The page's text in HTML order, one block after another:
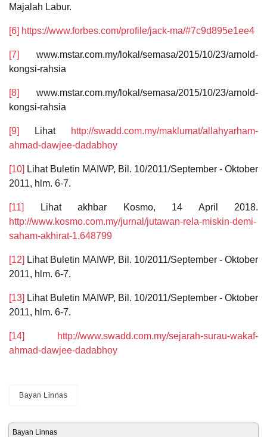
Majalah Labur.
[6] https://www.forbes.com/profile/jack-ma/#7c9d895e1ee4
[7]
www.mstar.com.my/lokal/semasa/2015/10/23/arnold-
kongsi-rahsia
[8]
www.mstar.com.my/lokal/semasa/2015/10/23/arnold-
kongsi-rahsia
[9] Lihat
http://swadd.com.my/maklumat/allahyarham-
ahmad-dawjee-dadabhoy
[10] Lihat Buletin MAIWP, Bil. 10/2011/September - Oktober
2011, hlm. 6-7.
[11]
Lihat akhbar Kosmo, 14 April 2018.
http://www.kosmo.com.my/jurnal/jutawan-rela-miskin-demi-
saham-akhirat-1.648799
[12] Lihat Buletin MAIWP, Bil. 10/2011/September - Oktober
2011, hlm. 6-7.
[13] Lihat Buletin MAIWP, Bil. 10/2011/September - Oktober
2011, hlm. 6-7.
[14]
http://www.swadd.com.my/sejarah-surau-wakaf-
ahmad-dawjee-dadabhoy
Bayan Linnas
Bayan Linnas